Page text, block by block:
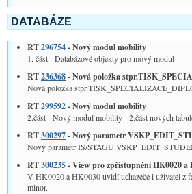
DATABÁZE
RT296754- Nový modul mobility
1. část - Databázové objekty pro mový modul
RT236368- Nová položka
Nová položka
RT299592- Nový modul mobility
2.část - Nový modul mobility - 2.část nových
RT300297- Nový parametr
Nový parametr IS/STAGU
RT300235- View pro zpřístupnění HK0020 a
V HK0020 a HK0030 uvidí uchazeče i uživatel z
minor.